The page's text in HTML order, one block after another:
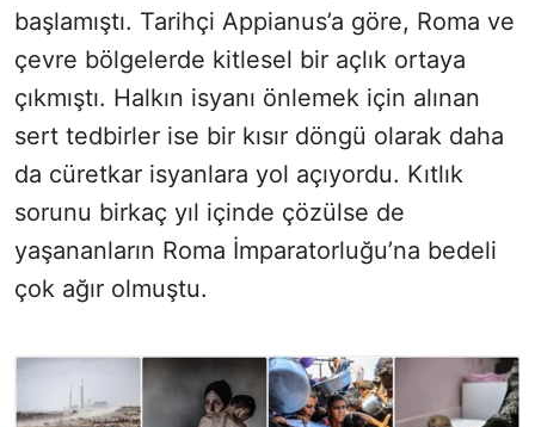
başlamıştı. Tarihçi Appianus’a göre, Roma ve
çevre bölgelerde kitlesel bir açlık ortaya
çıkmıştı. Halkın isyanı önlemek için alınan
sert tedbirler ise bir kısır döngü olarak daha
da cüretkar isyanlara yol açıyordu. Kıtlık
sorunu birkaç yıl içinde çözülse de
yaşananların Roma İmparatorluğu’na bedeli
çok ağır olmuştu.